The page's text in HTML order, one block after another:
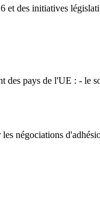
des initiatives
des pays de l'UE : - le
négociations